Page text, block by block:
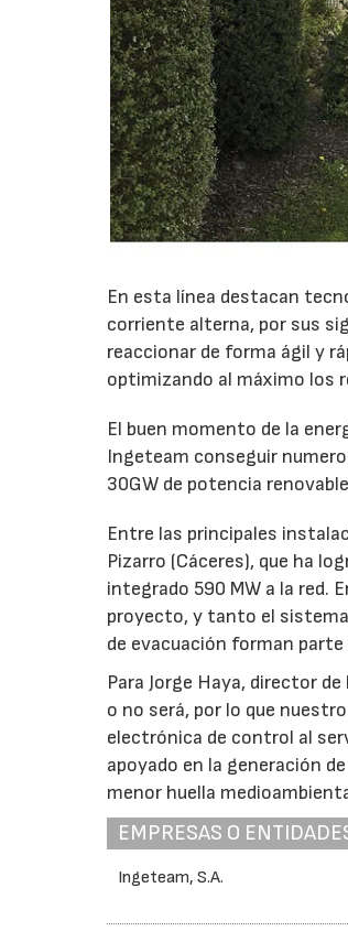
En esta línea destacan
corriente alterna, por sus
reaccionar de forma ágil y
optimizando al máximo los
El buen momento de la
Ingeteam conseguir
30GW de potencia
Entre las principales
Pizarro (Cáceres), que ha
integrado 590 MW a la red.
proyecto, y tanto el
de evacuación forman
Para Jorge Haya, director
o no será, por lo que
electrónica de control al
apoyado en la generación
menor huella
EMPRESAS O
Ingeteam, S.A.